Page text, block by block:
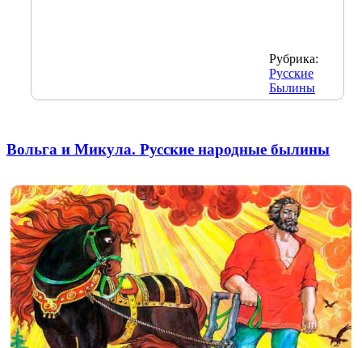
Рубрика:
Русские
Былины
Вольга и Микула. Русские народные былины